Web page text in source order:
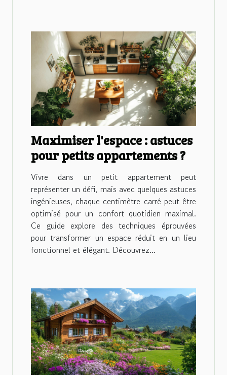
Maximiser l'espace : astuces
pour petits appartements ?
Vivre dans un petit appartement peut
représenter un défi, mais avec quelques astuces
ingénieuses, chaque centimètre carré peut être
optimisé pour un confort quotidien maximal.
Ce guide explore des techniques éprouvées
pour transformer un espace réduit en un lieu
fonctionnel et élégant. Découvrez...